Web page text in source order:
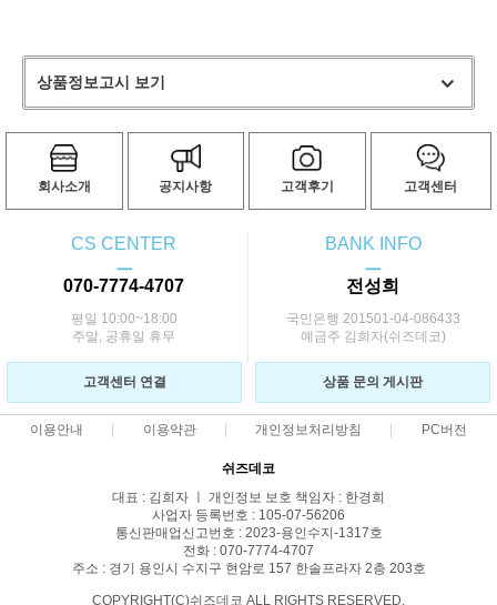
상품정보고시 보기
회사소개 공지사항 고객후기 고객센터
CS CENTER
ㅡ
070-7774-4707
평일 10:00~18:00
주말, 공휴일 휴무
BANK INFO
ㅡ
전성희
국민은행 201501-04-086433
예금주 김희자(쉬즈데코)
고객센터 연결 상품 문의 게시판
이용안내 이용약관 개인정보처리방침 PC버전
쉬즈데코
대표 : 김희자 ㅣ 개인정보 보호 책임자 : 한경희
사업자 등록번호 : 105-07-56206
통신판매업신고번호 : 2023-용인수지-1317호
전화 : 070-7774-4707
주소 : 경기 용인시 수지구 현암로 157 한솔프라자 2층 203호
COPYRIGHT(C)쉬즈데코 ALL RIGHTS RESERVED.